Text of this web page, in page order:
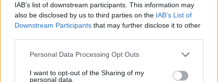
IAB’s list of downstream participants. This information may
also be disclosed by us to third parties on the IAB’s List of
Downstream Participants that may further disclose it to other
Personal Data Processing Opt Outs
I want to opt-out of the Sharing of my
personal data.
* ASMECA Asistencia Mecánica Integral, S.L.
Gijón (Asturias)
Ver más
6778